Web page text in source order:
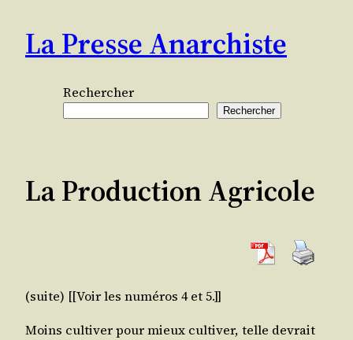
contenu
La Presse Anarchiste
Rechercher
Rechercher
La Production Agricole
(suite) [[Voir les numé­ros 4 et 5.]]
Moins culti­ver pour mieux culti­ver, telle devrait